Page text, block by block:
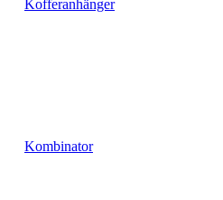
Kofferanhänger
Kombinator